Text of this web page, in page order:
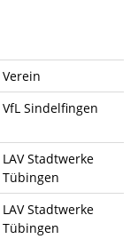
Verein
VfL Sindelfingen
LAV Stadtwerke
Tübingen
LAV Stadtwerke
Tübingen